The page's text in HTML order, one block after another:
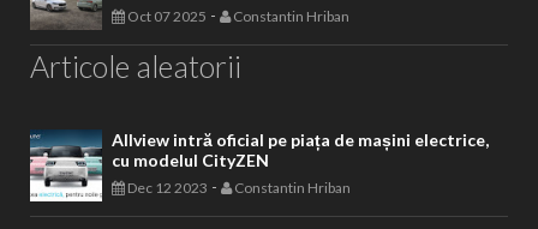
Oct 07 2025 - Constantin Hriban
Articole aleatorii
Allview intră oficial pe piața de mașini electrice,
cu modelul CityZEN
Dec 12 2023 - Constantin Hriban